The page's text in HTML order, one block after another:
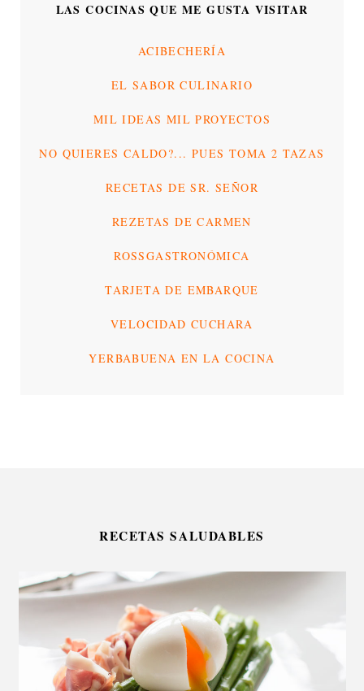
LAS COCINAS QUE ME GUSTA VISITAR
ACIBECHERÍA
EL SABOR CULINARIO
MIL IDEAS MIL PROYECTOS
NO QUIERES CALDO?... PUES TOMA 2 TAZAS
RECETAS DE SR. SEÑOR
REZETAS DE CARMEN
ROSSGASTRONÓMICA
TARJETA DE EMBARQUE
VELOCIDAD CUCHARA
YERBABUENA EN LA COCINA
RECETAS SALUDABLES